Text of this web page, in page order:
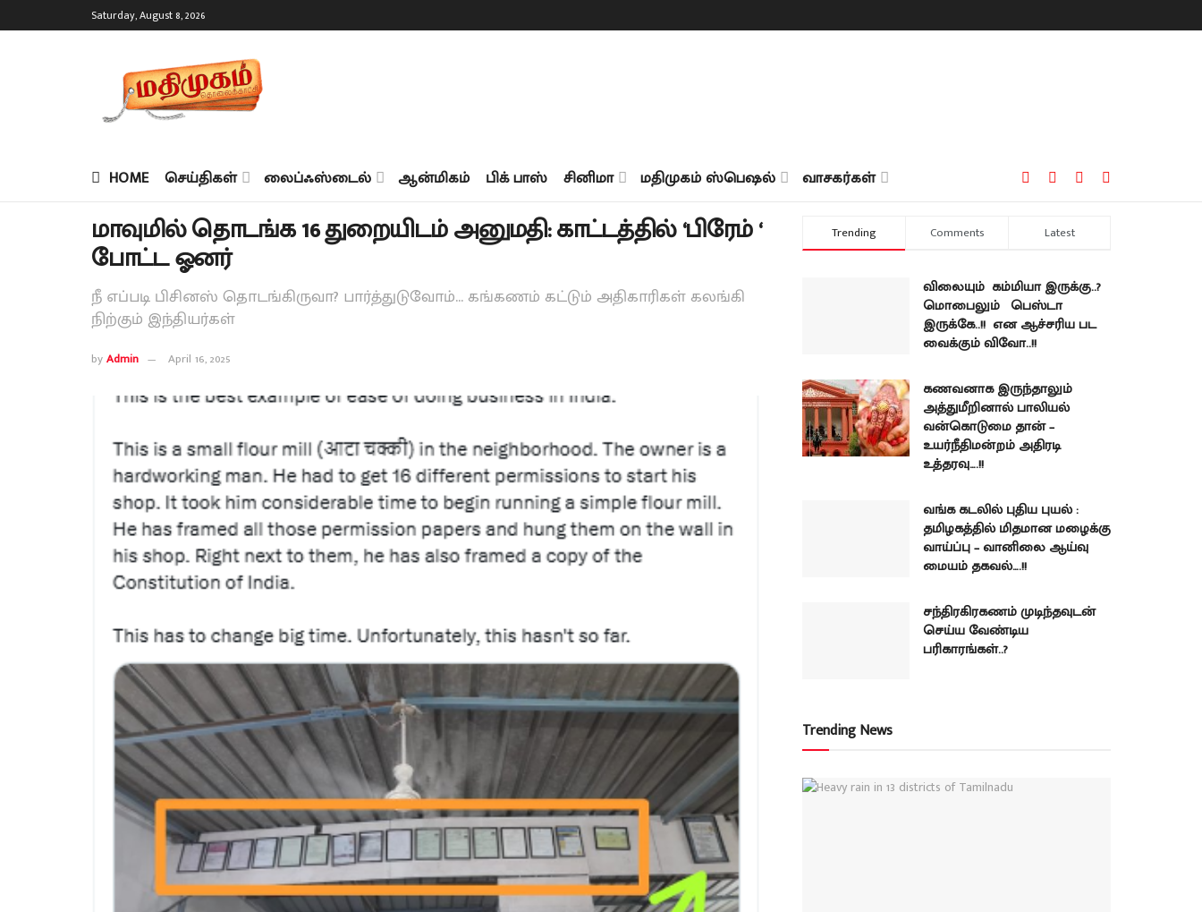
Saturday, August 8, 2026
HOME செய்திகள் லைப்ஃஸ்டைல் ஆன்மிகம் பிக் பாஸ் சினிமா மதிமுகம் ஸ்பெஷல் வாசகர்கள்
மாவுமில் தொடங்க 16 துறையிடம் அனுமதி: காட்டத்தில் ‘பிரேம் ‘
போட்ட ஓனர்
நீ எப்படி பிசினஸ் தொடங்கிருவா? பார்த்துடுவோம்... கங்கணம் கட்டும் அதிகாரிகள் கலங்கி
நிற்கும் இந்தியர்கள்
byAdmin April 16, 2025
Trending Comments Latest
விலையும் கம்மியா இருக்கு..?
மொபைலும் பெஸ்டா
இருக்கே..!! என ஆச்சரிய பட
வைக்கும் விவோ..!!
கணவனாக இருந்தாலும்
அத்துமீறினால் பாலியல்
வன்கொடுமை தான் –
உயர்நீதிமன்றம் அதிரடி
உத்தரவு….!!
வங்க கடலில் புதிய புயல் :
தமிழகத்தில் மிதமான மழைக்கு
வாய்ப்பு – வானிலை ஆய்வு
மையம் தகவல்….!!
சந்திரகிரகணம் முடிந்தவுடன்
செய்ய வேண்டிய
பரிகாரங்கள்..?
Trending News